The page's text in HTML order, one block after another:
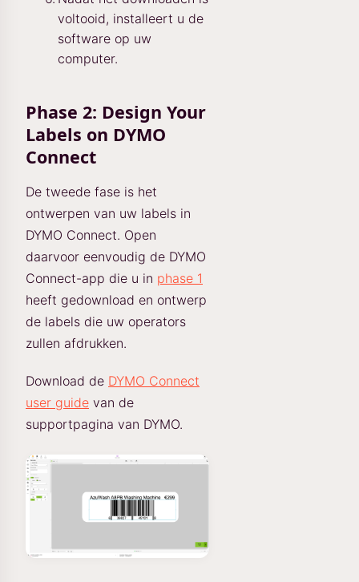
voltooid, installeert u de
software op uw
computer.
Phase 2: Design Your
Labels on DYMO
Connect
De tweede fase is het
ontwerpen van uw labels in
DYMO Connect. Open
daarvoor eenvoudig de DYMO
Connect-app die u in phase 1
heeft gedownload en ontwerp
de labels die uw operators
zullen afdrukken.
Download de DYMO Connect
user guide van de
supportpagina van DYMO.